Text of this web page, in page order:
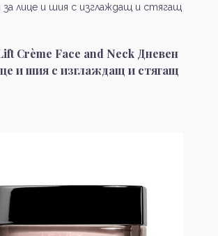
за лице и шия с изглаждащ и стягащ
Crème Face and Neck Дневен
и шия с изглаждащ и стягащ